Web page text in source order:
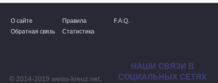
О сайте Правила
F.A.Q.
Обратная связь
Статистика
© 2014-2019 weiss-kreuz.net,
НАШИ СВЯЗИ В
СОЦИАЛЬНЫХ СЕТЯХ